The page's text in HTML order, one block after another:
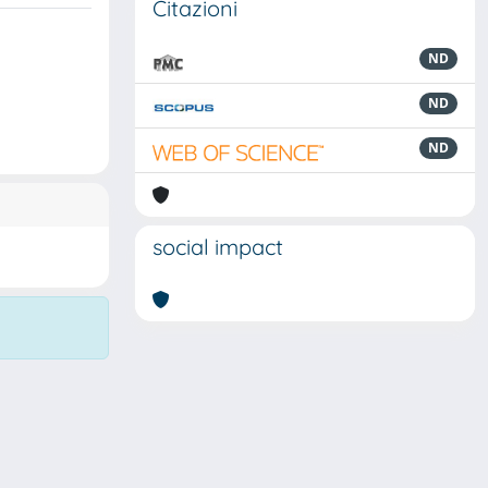
Citazioni
ND
ND
ND
social impact